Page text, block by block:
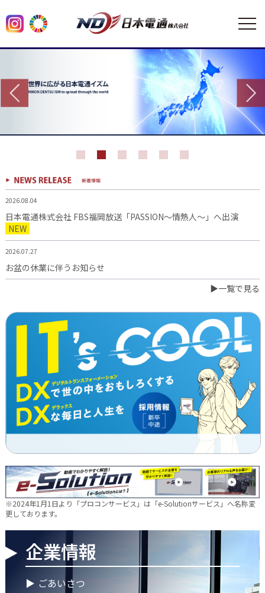
2026.08.04
日本電通株式会社 FBS福岡放送「PASSION～情熱人～」へ出演
NEW
2026.07.27
お盆の休業に伴うお知らせ
日本電通グループ、食品事業へ新たな挑戦 ～株式会社中野和一
郎商店をグループ会社化し食品製造事業を開始～
2026.06.16
新卒10期生 辞令交付式を行いました
2026.05.28
現場に新たな活気を！NDTEC株式会社に4名の仲間が加わりました
🔧
2026.05.13
新卒第10期生 OJT研修の様子をご紹介✨
2026.04.28
2026.04.28
ゴールデンウイークに伴う休業期間のお知らせ
2026.04.25
▶一覧で見る
※2024年1月1日より「プロコンサービス」は「e-Solutionサービス」へ名称変
更しております。
企業情報
▶ ごあいさつ